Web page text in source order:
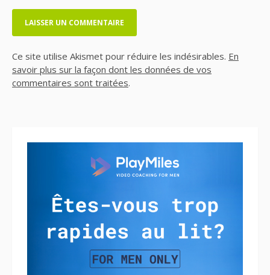
Ce site utilise Akismet pour réduire les indésirables. En
savoir plus sur la façon dont les données de vos
commentaires sont traitées.